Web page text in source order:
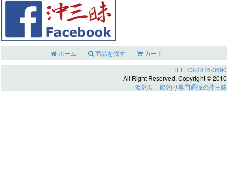
ホーム 商品を探す
カート
TEL: 03-3876-3690
All Right Reserved. Copyright © 2010
海釣り、船釣り専門通販の沖三昧